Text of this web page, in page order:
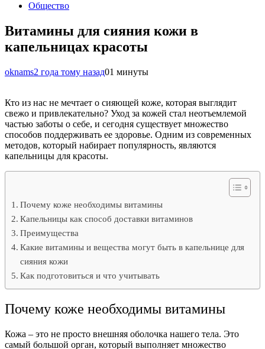
Общество
Витамины для сияния кожи в
капельницах красоты
oknams2 года тому назад01 минуты
Кто из нас не мечтает о сияющей коже, которая выглядит
свежо и привлекательно? Уход за кожей стал неотъемлемой
частью заботы о себе, и сегодня существует множество
способов поддерживать ее здоровье. Одним из современных
методов, который набирает популярность, являются
капельницы для красоты.
Почему коже необходимы витамины
Капельницы как способ доставки витаминов
Преимущества
Какие витамины и вещества могут быть в капельнице для
сияния кожи
Как подготовиться и что учитывать
Почему коже необходимы витамины
Кожа – это не просто внешняя оболочка нашего тела. Это
самый большой орган, который выполняет множество